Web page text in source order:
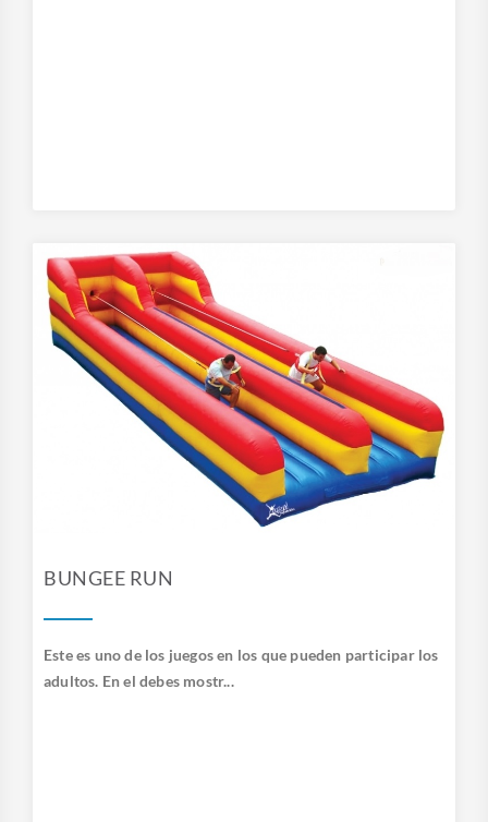
BUNGEE RUN
Este es uno de los juegos en los que pueden participar los
adultos. En el debes mostr...